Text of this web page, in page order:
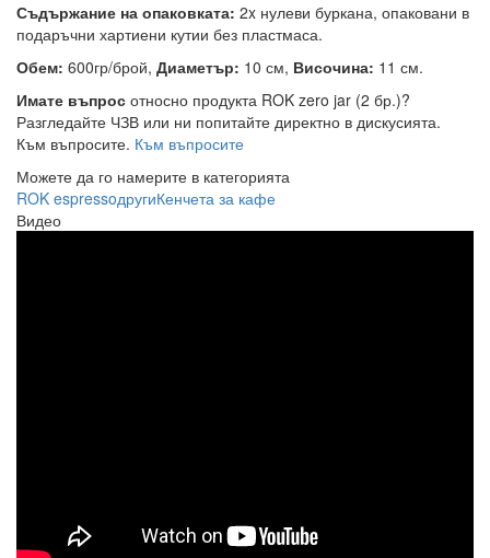
Съдържание на опаковката: 2x нулеви буркана, опаковани в
подаръчни хартиени кутии без пластмаса.
Обем: 600гр/брой, Диаметър: 10 см, Височина: 11 см.
Имате въпрос относно продукта ROK zero jar (2 бр.)?
Разгледайте ЧЗВ или ни попитайте директно в дискусията.
Към въпросите. Към въпросите
Можете да го намерите в категорията
ROK espressoдругиКенчета за кафе
Видео